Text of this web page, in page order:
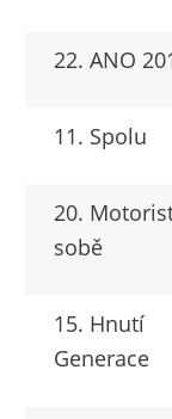
22. ANO
11. Spolu
20.
sobě
15. Hnutí
Generace